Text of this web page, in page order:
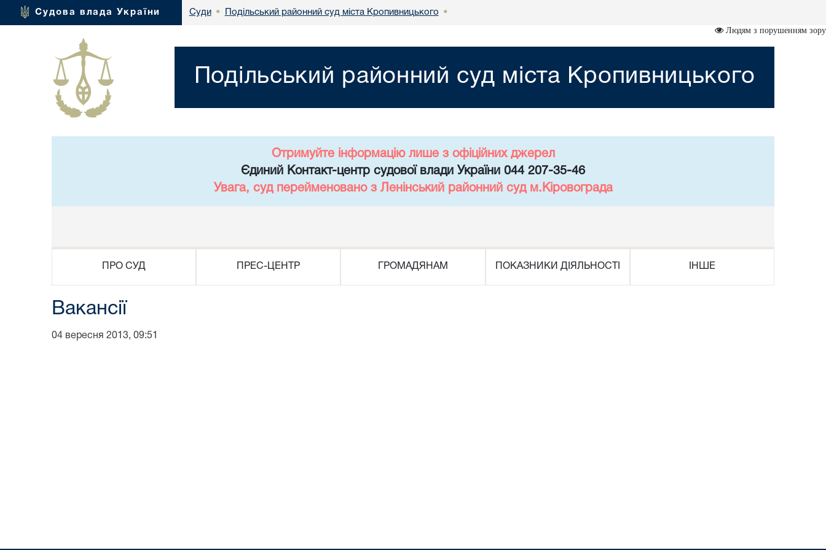
Судова влада України Суди • Подільський районний суд міста Кропивницького •
Людям з порушенням зору
Подільський районний суд міста Кропивницького
Отримуйте інформацію лише з офіційних джерел
Єдиний Контакт-центр судової влади України 044 207-35-46
Увага, суд перейменовано з Ленінський районний суд м.Кіровограда
ПРО СУД ПРЕС-ЦЕНТР ГРОМАДЯНАМ ПОКАЗНИКИ ДІЯЛЬНОСТІ ІНШЕ
Вакансії
04 вересня 2013, 09:51